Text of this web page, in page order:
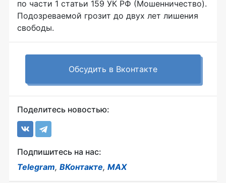
по части 1 статьи 159 УК РФ (Мошенничество).
Подозреваемой грозит до двух лет лишения
свободы.
Обсудить в Вконтакте
Поделитесь новостью:
Подпишитесь на нас:
Telegram, ВКонтакте, MAX